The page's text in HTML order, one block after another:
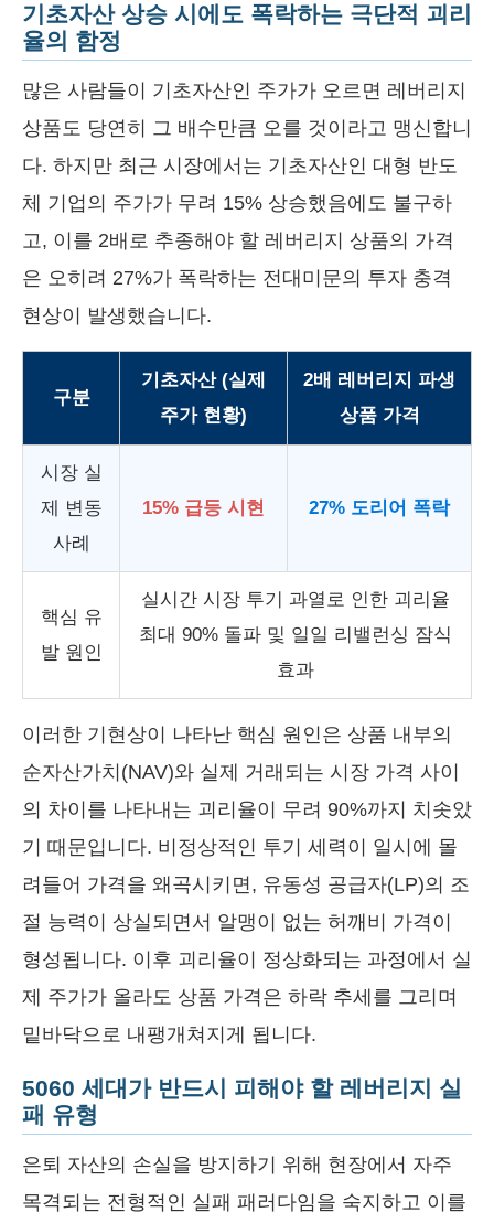
기초자산 상승 시에도 폭락하는 극단적 괴리
율의 함정
많은 사람들이 기초자산인 주가가 오르면 레버리지
상품도 당연히 그 배수만큼 오를 것이라고 맹신합니
다. 하지만 최근 시장에서는 기초자산인 대형 반도
체 기업의 주가가 무려 15% 상승했음에도 불구하
고, 이를 2배로 추종해야 할 레버리지 상품의 가격
은 오히려 27%가 폭락하는 전대미문의 투자 충격
현상이 발생했습니다.
구분
기초자산 (실제
주가 현황)
2배 레버리지 파생
상품 가격
시장 실
제 변동
사례
15% 급등 시현 27% 도리어 폭락
핵심 유
발 원인
실시간 시장 투기 과열로 인한 괴리율
최대 90% 돌파 및 일일 리밸런싱 잠식
효과
이러한 기현상이 나타난 핵심 원인은 상품 내부의
순자산가치(NAV)와 실제 거래되는 시장 가격 사이
의 차이를 나타내는 괴리율이 무려 90%까지 치솟았
기 때문입니다. 비정상적인 투기 세력이 일시에 몰
려들어 가격을 왜곡시키면, 유동성 공급자(LP)의 조
절 능력이 상실되면서 알맹이 없는 허깨비 가격이
형성됩니다. 이후 괴리율이 정상화되는 과정에서 실
제 주가가 올라도 상품 가격은 하락 추세를 그리며
밑바닥으로 내팽개쳐지게 됩니다.
5060 세대가 반드시 피해야 할 레버리지 실
패 유형
은퇴 자산의 손실을 방지하기 위해 현장에서 자주
목격되는 전형적인 실패 패러다임을 숙지하고 이를